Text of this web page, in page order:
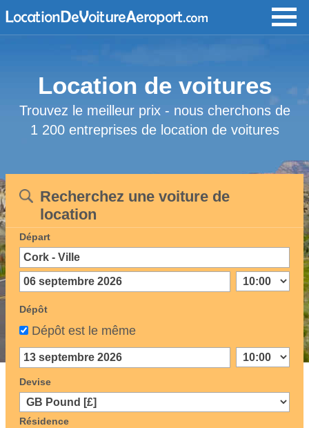
Location de voitures
Trouvez le meilleur prix - nous cherchons de
1 200 entreprises de location de voitures
Recherchez une voiture de
location
Départ
Dépôt
Dépôt est le même
Devise
Résidence